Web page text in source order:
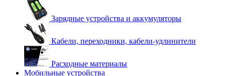
Зарядные устройства и аккумуляторы
Кабели, переходники, кабели-удлинители
Расходные материалы
Мобильные устройства